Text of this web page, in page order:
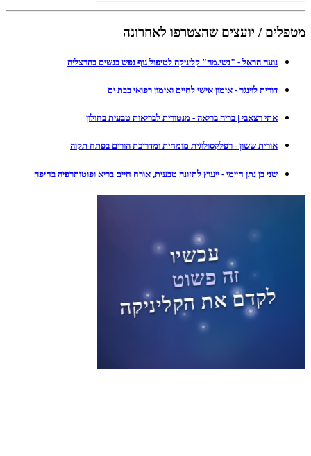
מטפלים / יועצים שהצטרפו לאחרונה
נועה הראל - "נשי.מה" קליניקה לטיפול גוף נפש בנשים בהרצליה
דורית לוינגר - אימון אישי לחיים ואימון רפואי בבת ים
אתי רצאבי | בריה בריאה - מנטורית לבריאות טבעית בחולון
אורית ששון - רפלקסולוגית מומחית ומדריכת הורים בפתח תקוה
שני בן נתן חיימי - ייעוץ לתזונה טבעית, אורח חיים בריא ופוטותרפיה בחיפה